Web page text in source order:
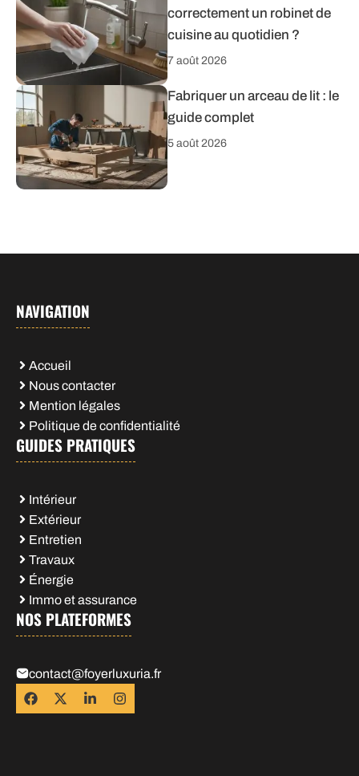
correctement un robinet de
cuisine au quotidien ?
7 août 2026
Fabriquer un arceau de lit : le
guide complet
5 août 2026
NAVIGATION
Accueil
Nous contacter
Mention légales
Politique de confidentialité
GUIDES PRATIQUES
Intérieur
Extérieur
Entretien
Travaux
Énergie
Immo et assurance
NOS PLATEFORMES
contact@foyerluxuria.fr